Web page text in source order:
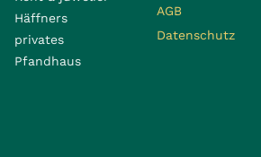
Häffners
privates
Pfandhaus
AGB
Datenschutz